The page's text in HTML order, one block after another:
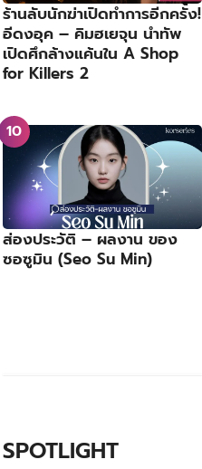
ร้านลับนักฆ่าเปิดทำการอีกครั้ง!
อีดงอุค – คิมฮเยจุน นำทัพ
เปิดศึกล้างแค้นใน A Shop
for Killers 2
ส่องประวัติ – ผลงาน ของ
ซอซูมิน (Seo Su Min)
SPOTLIGHT